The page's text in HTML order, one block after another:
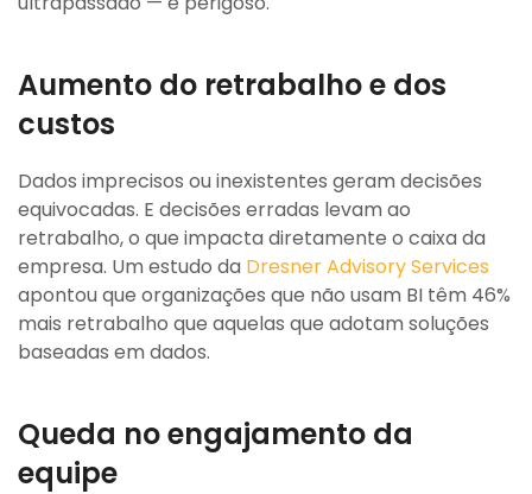
Aumento do retrabalho e dos
custos
Dados imprecisos ou inexistentes geram decisões
equivocadas. E decisões erradas levam ao
retrabalho, o que impacta diretamente o caixa da
empresa. Um estudo da Dresner Advisory Services
apontou que organizações que não usam BI têm 46%
mais retrabalho que aquelas que adotam soluções
baseadas em dados.
Queda no engajamento da
equipe